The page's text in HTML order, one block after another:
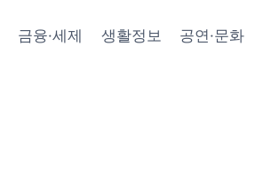
금융·세제 생활정보 공연·문화